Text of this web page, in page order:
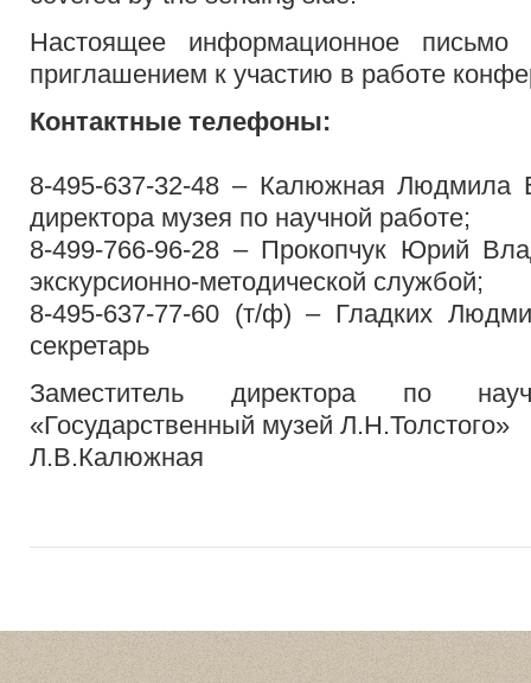
Настоящее информационное письмо
приглашением к участию в работе
Контактные телефоны:
8-495-637-32-48 – Калюжная Людмила
директора музея по научной работе;
8-499-766-96-28 – Прокопчук Юрий
экскурсионно-методической службой;
8-495-637-77-60 (т/ф) – Гладких
секретарь
Заместитель директора по
«Государственный музей Л.Н.Толстого»
Л.В.Калюжная